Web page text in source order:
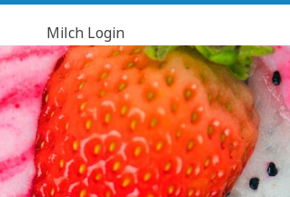
Milch Login